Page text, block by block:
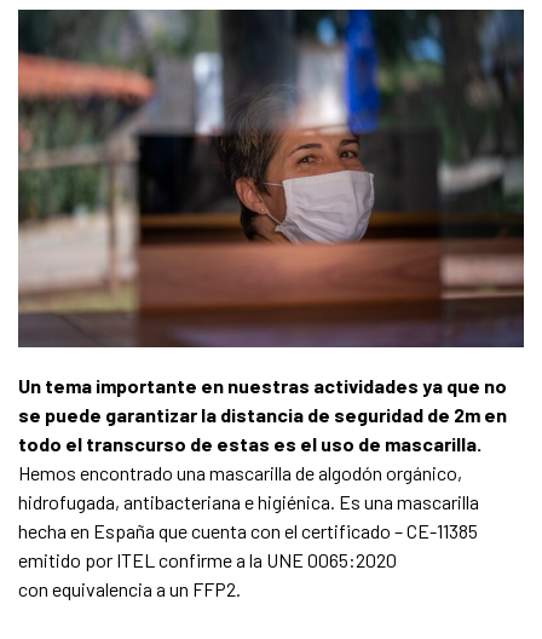
Un tema importante en nuestras actividades ya que no
se puede garantizar la distancia de seguridad de 2m en
todo el transcurso de estas es el uso de mascarilla.
Hemos encontrado una mascarilla de algodón orgánico,
hidrofugada, antibacteriana e higiénica. Es una mascarilla
hecha en España que cuenta con el certificado – CE-11385
emitido por ITEL confirme a la UNE 0065:2020
con equivalencia a un FFP2.